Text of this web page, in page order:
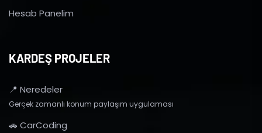
Hesab Panelim
KARDEŞ PROJELER
📍 Neredeler
Gerçek zamanlı konum paylaşım uygulaması
🚗 CarCoding